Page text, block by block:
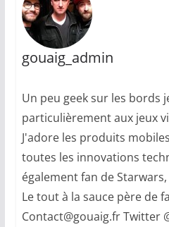
gouaig_admin
Un peu geek sur les bords
particulièrement aux jeux
J'adore les produits
toutes les innovations
également fan de
Le tout à la sauce père de
Contact@gouaig.fr Twitter